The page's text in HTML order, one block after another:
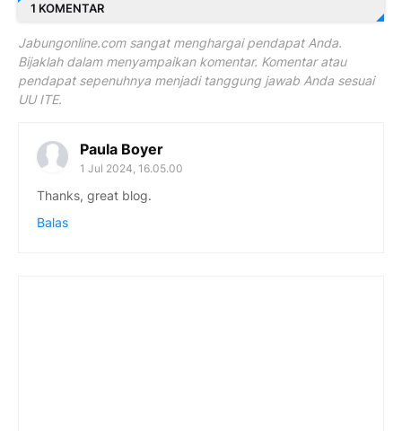
1 KOMENTAR
Jabungonline.com sangat menghargai pendapat Anda.
Bijaklah dalam menyampaikan komentar. Komentar atau
pendapat sepenuhnya menjadi tanggung jawab Anda sesuai
UU ITE.
Paula Boyer
1 Jul 2024, 16.05.00
Thanks, great blog.
Balas